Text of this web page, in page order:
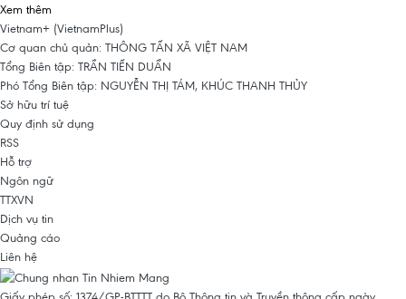
Xem thêm
Vietnam+ (VietnamPlus)
Cơ quan chủ quản: THÔNG TẤN XÃ VIỆT NAM
Tổng Biên tập: TRẦN TIẾN DUẨN
Phó Tổng Biên tập: NGUYỄN THỊ TÁM, KHÚC THANH THỦY
Sở hữu trí tuệ
Quy định sử dụng
RSS
Hỗ trợ
Ngôn ngữ
TTXVN
Dịch vụ tin
Quảng cáo
Liên hệ